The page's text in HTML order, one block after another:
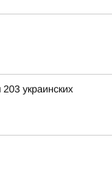
украинских